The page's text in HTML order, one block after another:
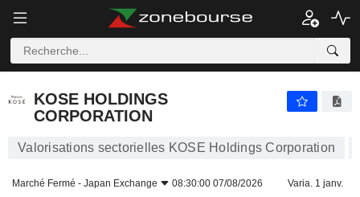
KOSE HOLDINGS
CORPORATION
Valorisations sectorielles KOSE Holdings Corporation
Marché Fermé - Japan Exchange 08:30:00 07/08/2026 Varia. 1 janv.